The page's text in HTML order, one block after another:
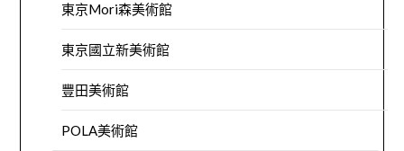
東京Mori森美術館
東京國立新美術館
豐田美術館
POLA美術館